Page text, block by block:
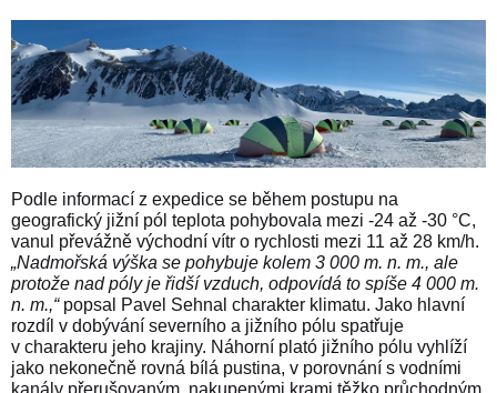
Podle informací z expedice se během postupu na
geografický jižní pól teplota pohybovala mezi -24 až -30 °C,
vanul převážně východní vítr o rychlosti mezi 11 až 28 km/h.
„Nadmořská výška se pohybuje kolem 3 000 m. n. m., ale
protože nad póly je řidší vzduch, odpovídá to spíše 4 000 m.
n. m.,“popsal Pavel Sehnal charakter klimatu. Jako hlavní
rozdíl v dobývání severního a jižního pólu spatřuje
v charakteru jeho krajiny. Náhorní plató jižního pólu vyhlíží
jako nekonečně rovná bílá pustina, v porovnání s vodními
kanály přerušovaným, nakupenými krami těžko průchodným